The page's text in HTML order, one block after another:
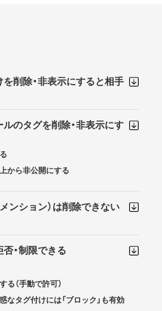
削除・非表示にすると相手
のタグを削除・非表示にす
から非公開にする
ンション）は削除できない
・制限できる
る（手動で許可）
なタグ付けには「ブロック」も有効